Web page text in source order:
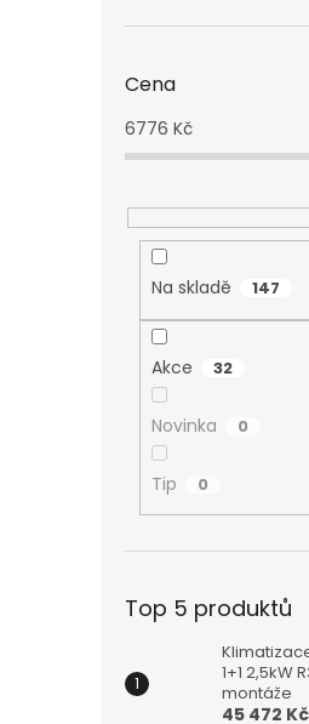
Cena
6776 Kč
Na skladě 147
Akce 32
Novinka 0
Tip 0
Top 5 produktů
1+1 2,5kW
montáže
45 472 Kč